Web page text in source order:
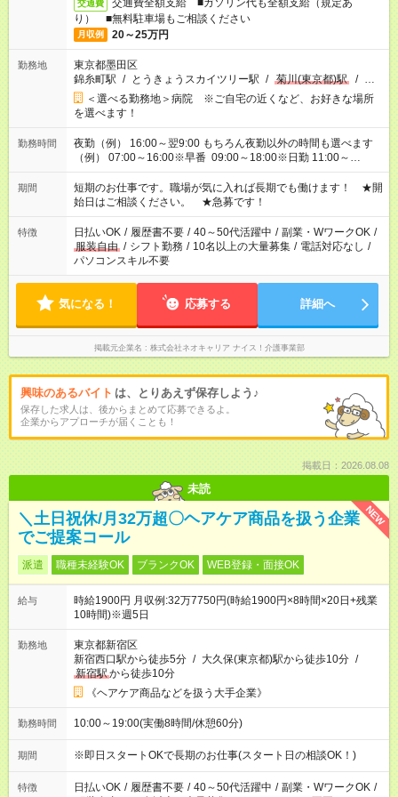
交通費
交通費全額支給 ■ガソリン代も全額支給（規定あ
り） ■無料駐車場もご相談ください
月収例 20～25万円
勤務地
東京都墨田区
錦糸町駅 / とうきょうスカイツリー駅 / 菊川(東京都)駅 / …
＜選べる勤務地＞病院 ※ご自宅の近くなど、お好きな場所
を選べます！
勤務時間
夜勤（例） 16:00～翌9:00 もちろん夜勤以外の時間も選べます
（例） 07:00～16:00※早番 09:00～18:00※日勤 11:00～
20:00※遅番 ※時間は、固定・選べる施設もあるので、ご希望が
あれば調整できます！ ※シフト制。勤務地により実働時間が異
なります。★家庭の都合でお休みが必要な場合も遠慮なくご相談
ください。
期間
短期のお仕事です。職場が気に入れば長期でも働けます！ ★開
始日はご相談ください。 ★急募です！
特徴 日払いOK / 履歴書不要 / 40～50代活躍中 / 副業・WワークOK /
服装自由 / シフト勤務 / 10名以上の大量募集 / 電話対応なし /
パソコンスキル不要
気になる！ 応募する 詳細へ
掲載元企業名 株式会社ネオキャリア ナイス！介護事業部
興味のあるバイト は、とりあえず保存しよう♪
保存した求人は、後からまとめて応募できるよ。
企業からアプローチが届くことも！
掲載日：2026.08.08
未読
NEW
＼土日祝休/月32万超〇ヘアケア商品を扱う企業
でご提案コール
派遣 職種未経験OK ブランクOK WEB登録・面接OK
給与
時給1900円 月収例:32万7750円(時給1900円×8時間×20日+残業
10時間)※週5日
勤務地
東京都新宿区
新宿西口駅から徒歩5分 / 大久保(東京都)駅から徒歩10分 /
新宿駅から徒歩10分
《ヘアケア商品などを扱う大手企業》
勤務時間 10:00～19:00(実働8時間/休憩60分)
期間 ※即日スタートOKで長期のお仕事(スタート日の相談OK！)
特徴 日払いOK / 履歴書不要 / 40～50代活躍中 / 副業・WワークOK /